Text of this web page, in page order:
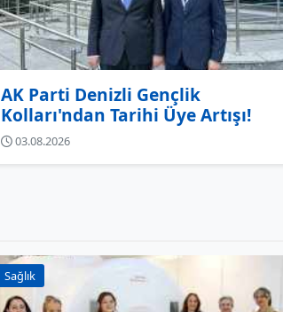
AK Parti Denizli Gençlik
Kolları'ndan Tarihi Üye Artışı!
03.08.2026
Sağlık